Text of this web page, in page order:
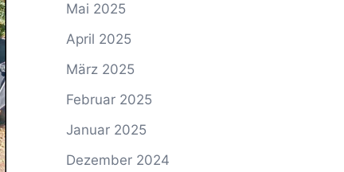
Mai 2025
April 2025
März 2025
Februar 2025
Januar 2025
Dezember 2024